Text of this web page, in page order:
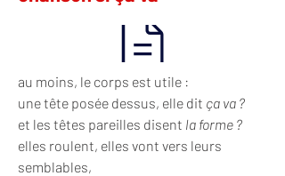
au moins, le corps est utile :
une tête posée dessus, elle dit ça va ?
et les têtes pareilles disent la forme ?
elles roulent, elles vont vers leurs
semblables,